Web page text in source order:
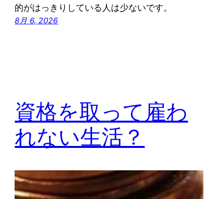
的がはっきりしている人は少ないです。
8月 6, 2026
資格を取って雇わ
れない生活？